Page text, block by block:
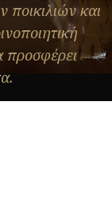
και
προσφέρει